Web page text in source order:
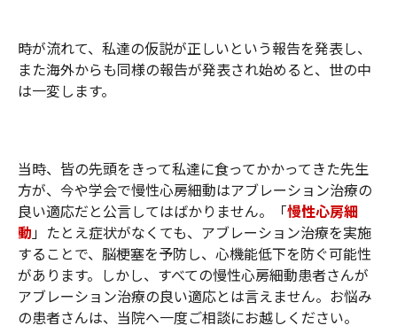
時が流れて、私達の仮説が正しいという報告を発表し、
また海外からも同様の報告が発表され始めると、世の中
は一変します。
当時、皆の先頭をきって私達に食ってかかってきた先生
方が、今や学会で慢性心房細動はアブレーション治療の
良い適応だと公言してはばかりません。「慢性心房細
動」たとえ症状がなくても、アブレーション治療を実施
することで、脳梗塞を予防し、心機能低下を防ぐ可能性
があります。しかし、すべての慢性心房細動患者さんが
アブレーション治療の良い適応とは言えません。お悩み
の患者さんは、当院へ一度ご相談にお越しください。